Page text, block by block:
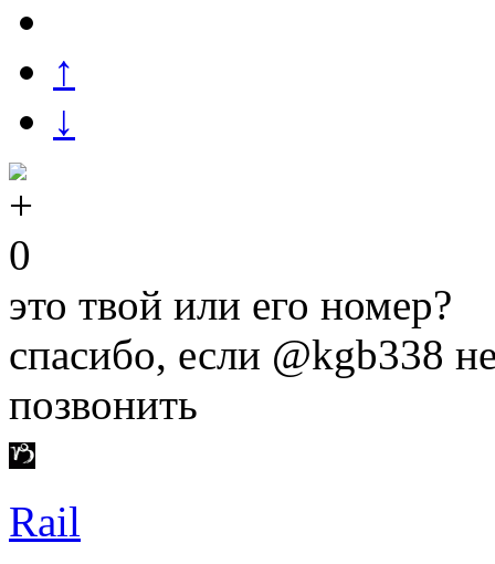
↑
↓
0
это твой или его номер?
спасибо, если @kgb338
позвонить
Rail